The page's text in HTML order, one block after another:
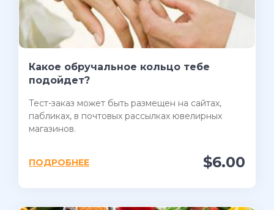
Какое обручальное кольцо тебе
подойдет?
Тест-заказ может быть размещен на сайтах,
пабликах, в почтовых рассылках ювелирных
магазинов.
$6.00
ПОДРОБНЕЕ